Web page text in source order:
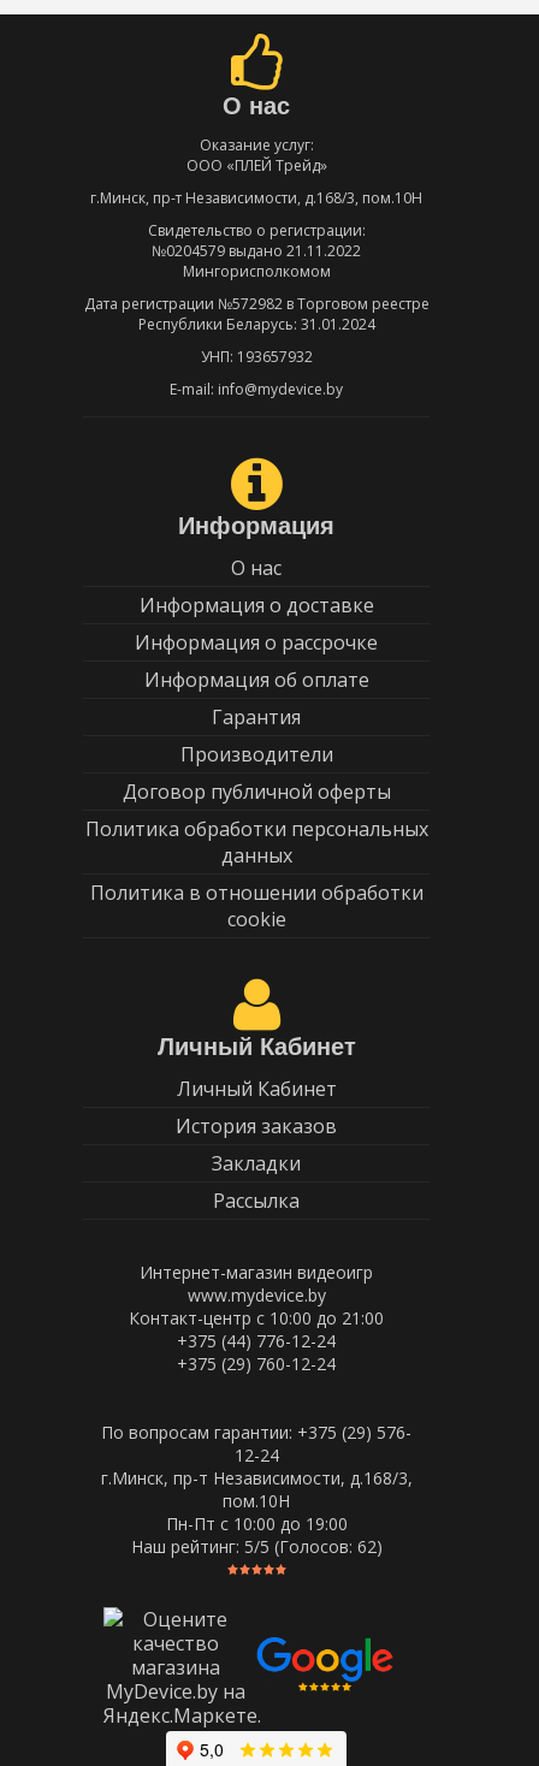
О нас
Оказание услуг:
ООО «ПЛЕЙ Трейд»
г.Минск, пр-т Независимости, д.168/3, пом.10Н
Свидетельство о регистрации:
№0204579 выдано 21.11.2022
Мингорисполкомом
Дата регистрации №572982 в Торговом реестре
Республики Беларусь: 31.01.2024
УНП: 193657932
E-mail: info@mydevice.by
Информация
О нас
Информация о доставке
Информация о рассрочке
Информация об оплате
Гарантия
Производители
Договор публичной оферты
Политика обработки персональных
данных
Политика в отношении обработки
cookie
Личный Кабинет
Личный Кабинет
История заказов
Закладки
Рассылка
Интернет-магазин видеоигр
www.mydevice.by
Контакт-центр с 10:00 до 21:00
+375 (44) 776-12-24
+375 (29) 760-12-24
По вопросам гарантии: +375 (29) 576-
12-24
г.Минск, пр-т Независимости, д.168/3,
пом.10Н
Пн-Пт c 10:00 до 19:00
Наш рейтинг: 5/5 (Голосов: 62)